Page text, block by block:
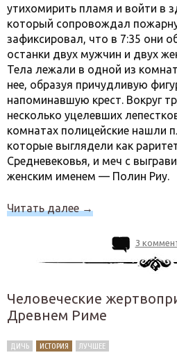
утихомирить пламя и войти в
который сопровождал
зафиксировал, что в 7:35 они
останки двух мужчин и двух
Тела лежали в одной из
нее, образуя причудливую
напоминавшую крест. Вокруг
несколько уцелевших
комнатах полицейские нашли
которые выглядели как
Средневековья, и меч с
женским именем — Полин Риу.
Читать далее→
3
Человеческие
Древнем Риме
ДИЧЬ ИСТОРИЯ
ЛУЧШЕЕ